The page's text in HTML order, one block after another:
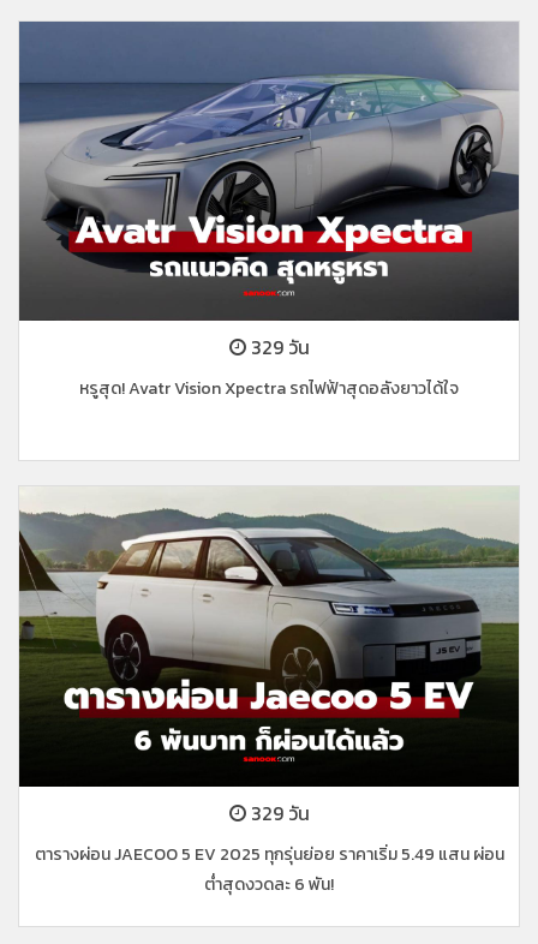
329 วัน
หรูสุด! Avatr Vision Xpectra รถไฟฟ้าสุดอลังยาวได้ใจ
329 วัน
ตารางผ่อน JAECOO 5 EV 2025 ทุกรุ่นย่อย ราคาเริ่ม 5.49 แสน ผ่อน
ต่ำสุดงวดละ 6 พัน!